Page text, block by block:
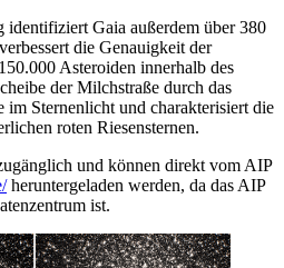
Gaia außerdem über 380
die Genauigkeit der
Asteroiden innerhalb des
der Milchstraße durch das
im Sternenlicht und charakterisiert die
roten Riesensternen.
und können direkt vom AIP
heruntergeladen werden, da das AIP
ist.